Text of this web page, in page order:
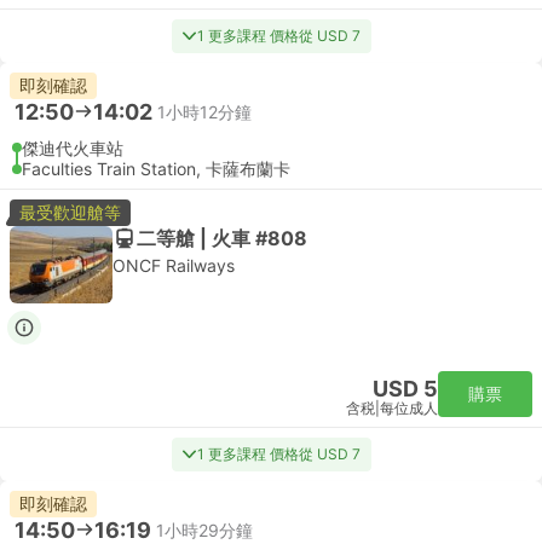
1 更多課程 價格從 USD 7
即刻確認
12:50 14:02 1小時12分鐘
傑迪代火車站
Faculties Train Station, 卡薩布蘭卡
最受歡迎艙等
二等艙 | 火車 #808
ONCF Railways
USD 5
含税 每位成人
購票
1 更多課程 價格從 USD 7
即刻確認
14:50 16:19 1小時29分鐘